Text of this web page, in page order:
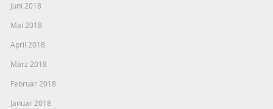
Juni 2018
Mai 2018
April 2018
März 2018
Februar 2018
Januar 2018